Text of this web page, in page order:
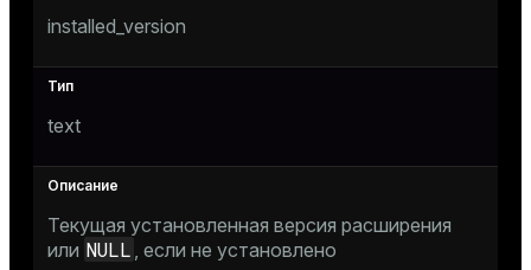
installed_version
text
Текущая установленная версия расширения
или NULL , если не установлено